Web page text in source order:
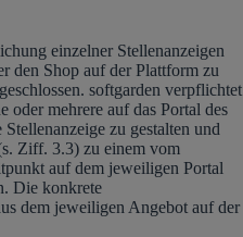
einzelner Stellenanzeigen
den Shop auf der Plattform zu
softgarden verpflichtet
oder mehrere auf das Portal des
zu gestalten und
Ziff. 3.3) zu einem vom
auf dem jeweiligen Portal
Die konkrete
dem jeweiligen Angebot auf der